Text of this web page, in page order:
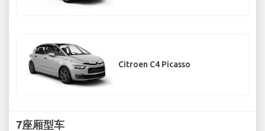
Citroen C4 Picasso
7座厢型车